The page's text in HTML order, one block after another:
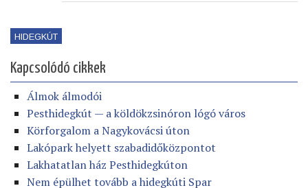
HIDEGKÚT
Kapcsolódó cikkek
Álmok álmodói
Pesthidegkút — a köldökzsinóron lógó város
Körforgalom a Nagykovácsi úton
Lakópark helyett szabadidőközpontot
Lakhatatlan ház Pesthidegkúton
Nem épülhet tovább a hidegkúti Spar